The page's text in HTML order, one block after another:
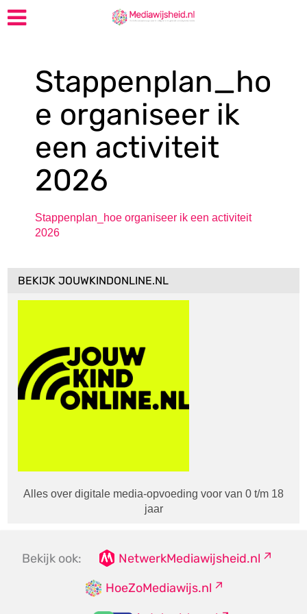
Stappenplan_ho
e organiseer ik
een activiteit
2026
Stappenplan_hoe organiseer ik een activiteit
2026
BEKIJK JOUWKINDONLINE.NL
Alles over digitale media-opvoeding voor van 0 t/m 18
jaar
Bekijk ook:
NetwerkMediawijsheid.nl
HoeZoMediawijs.nl